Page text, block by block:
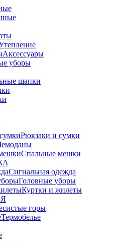
Аксессуары
уборы
шапки
Рюкзаки и сумки
Спальные мешки
Сигнальная одежда
Головные уборы
Куртки и жилеты
горы
Термобелье